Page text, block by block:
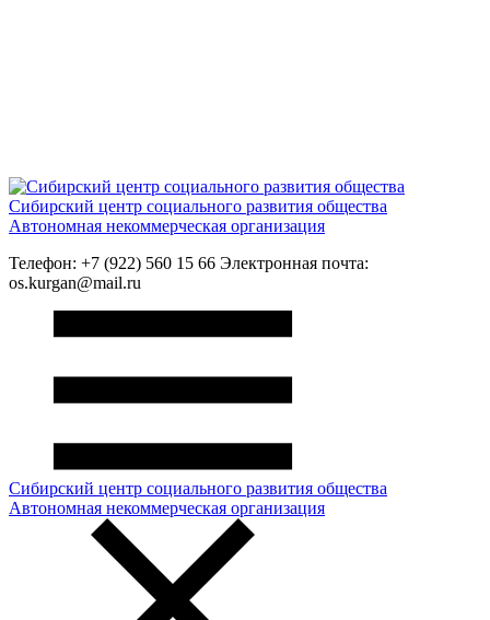
Сибирский центр социального развития общества
Автономная некоммерческая организация
Телефон: +7 (922) 560 15 66 Электронная почта:
os.kurgan@mail.ru
Сибирский центр социального развития общества
Автономная некоммерческая организация